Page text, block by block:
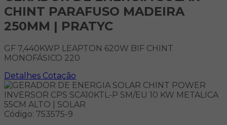
CHINT PARAFUSO MADEIRA
250MM | PRATYC
GF 7,440KWP LEAPTON 620W BIF CHINT
MONOFÁSICO 220
Detalhes Cotação
Código: 753575-9